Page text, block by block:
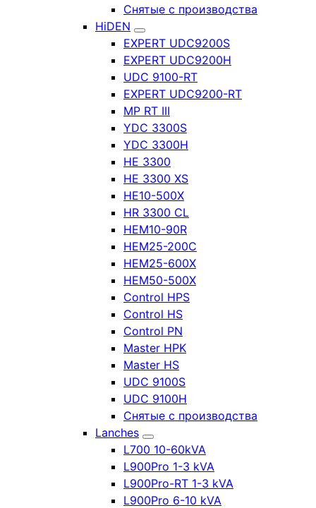
Снятые с производства
HiDEN
EXPERT UDC9200S
EXPERT UDC9200H
UDC 9100-RT
EXPERT UDC9200-RT
MP RT III
YDC 3300S
YDC 3300H
HE 3300
HE 3300 XS
HE10-500X
HR 3300 CL
HEM10-90R
HEM25-200C
HEM25-600X
HEM50-500X
Control HPS
Control HS
Control PN
Master HPK
Master HS
UDC 9100S
UDC 9100H
Снятые с производства
Lanches
L700 10-60kVA
L900Pro 1-3 kVA
L900Pro-RT 1-3 kVA
L900Pro 6-10 kVA